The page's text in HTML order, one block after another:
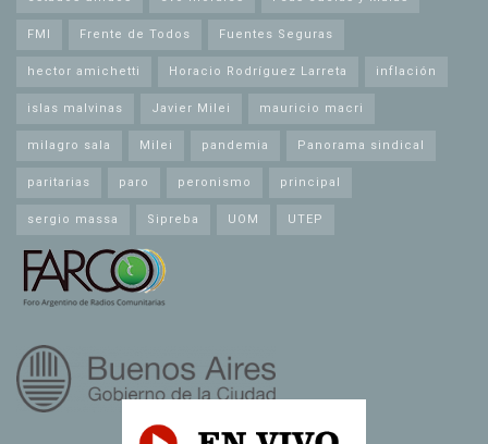
FMI Frente de Todos Fuentes Seguras
hector amichetti Horacio Rodríguez Larreta inflación
islas malvinas Javier Milei mauricio macri
milagro sala Milei pandemia Panorama sindical
paritarias paro peronismo principal
sergio massa Sipreba UOM UTEP